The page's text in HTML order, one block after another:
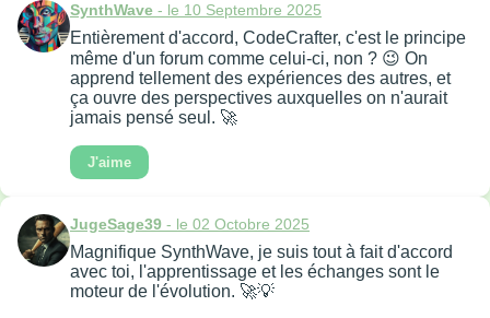
SynthWave - le 10 Septembre 2025
Entièrement d'accord, CodeCrafter, c'est le principe
même d'un forum comme celui-ci, non ? 😉 On
apprend tellement des expériences des autres, et
ça ouvre des perspectives auxquelles on n'aurait
jamais pensé seul. 🚀
J'aime
JugeSage39 - le 02 Octobre 2025
Magnifique SynthWave, je suis tout à fait d'accord
avec toi, l'apprentissage et les échanges sont le
moteur de l'évolution. 🚀💡